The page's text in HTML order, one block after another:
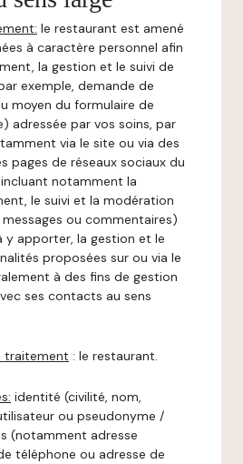
le restaurant est amené
à caractère personnel afin
la gestion et le suivi de
exemple, demande de
moyen du formulaire de
adressée par vos soins, par
via le site ou via des
pages de réseaux sociaux du
notamment la
le suivi et la modération
ou commentaires)
y apporter, la gestion et le
proposées sur ou via le
à des fins de gestion
ses contacts au sens
traitement : le restaurant.
identité (civilité, nom,
ou pseudonyme /
(notamment adresse
téléphone ou adresse de